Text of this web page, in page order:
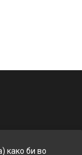
како би во